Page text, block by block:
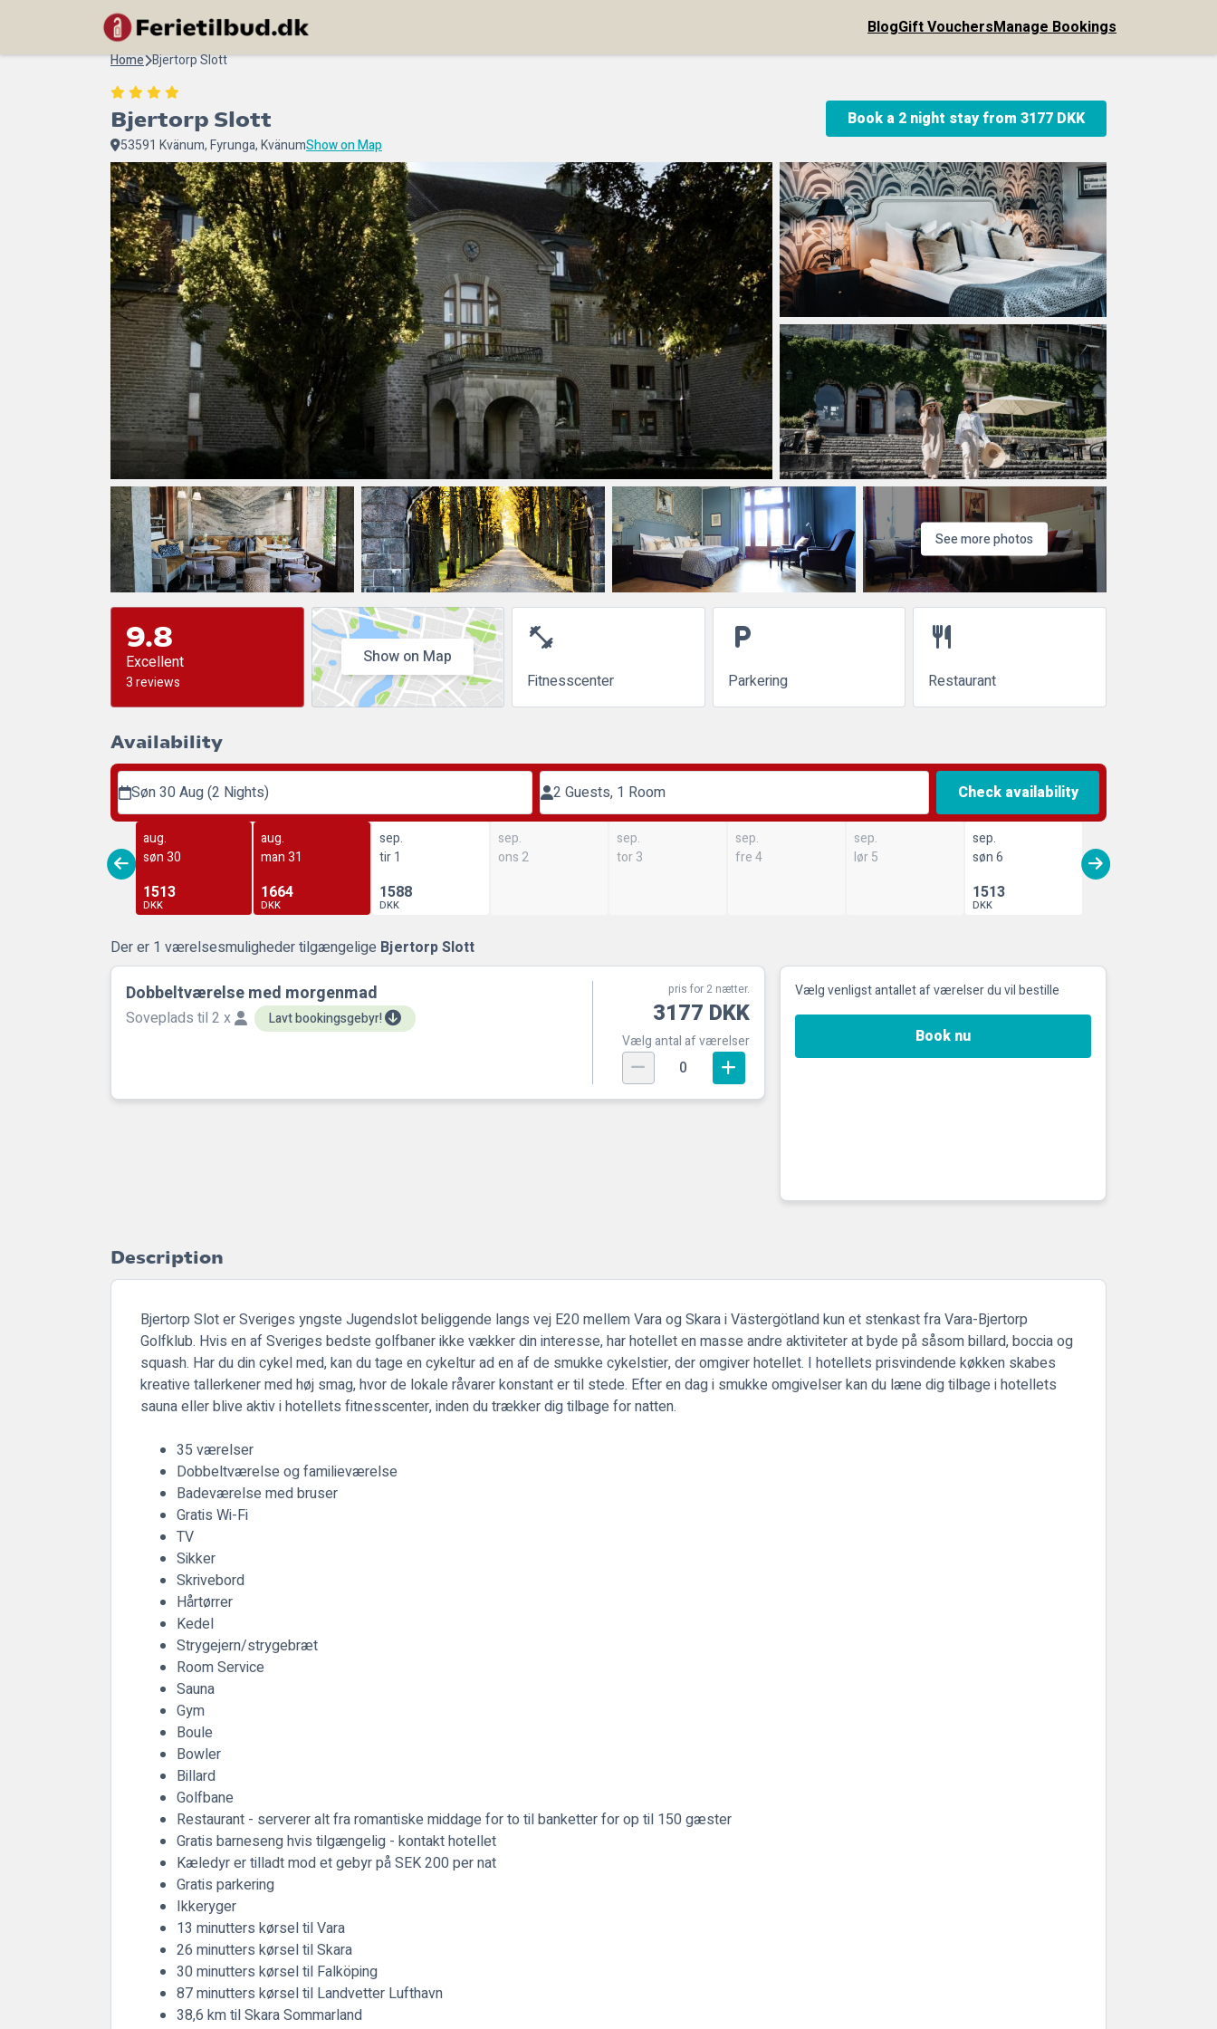
BlogGift VouchersManage Bookings
Home Bjertorp Slott
Bjertorp Slott
53591 Kvänum, Fyrunga, KvänumShow on Map
Book a 2 night stay from 3177 DKK
See more photos
9.8
Excellent
3 reviews
Show on Map
fitness_center
Fitnesscenter
local_parking
Parkering
restaurant
Restaurant
Availability
Søn 30 Aug (2 Nights) 2 Guests, 1 Room Check availability
aug.
søn 30
1513
DKK
aug.
man 31
1664
DKK
sep.
tir 1
1588
DKK
sep.
ons 2
sep.
tor 3
sep.
fre 4
sep.
lør 5
sep.
søn 6
1513
DKK
Der er 1 værelsesmuligheder tilgængelige Bjertorp Slott
Dobbeltværelse med morgenmad
Soveplads til 2 x Lavt bookingsgebyr!
pris for 2 nætter.
3177 DKK
Vælg antal af værelser
0
Vælg venligst antallet af værelser du vil bestille
Book nu
Description
Bjertorp Slot er Sveriges yngste Jugendslot beliggende langs vej E20 mellem Vara og Skara i Västergötland kun et stenkast fra Vara-Bjertorp
Golfklub. Hvis en af ​​Sveriges bedste golfbaner ikke vækker din interesse, har hotellet en masse andre aktiviteter at byde på såsom billard, boccia og
squash. Har du din cykel med, kan du tage en cykeltur ad en af ​​de smukke cykelstier, der omgiver hotellet. I hotellets prisvindende køkken skabes
kreative tallerkener med høj smag, hvor de lokale råvarer konstant er til stede. Efter en dag i smukke omgivelser kan du læne dig tilbage i hotellets
sauna eller blive aktiv i hotellets fitnesscenter, inden du trækker dig tilbage for natten.
35 værelser
Dobbeltværelse og familieværelse
Badeværelse med bruser
Gratis Wi-Fi
TV
Sikker
Skrivebord
Hårtørrer
Kedel
Strygejern/strygebræt
Room Service
Sauna
Gym
Boule
Bowler
Billard
Golfbane
Restaurant - serverer alt fra romantiske middage for to til banketter for op til 150 gæster
Gratis barneseng hvis tilgængelig - kontakt hotellet
Kæledyr er tilladt mod et gebyr på SEK 200 per nat
Gratis parkering
Ikkeryger
13 minutters kørsel til Vara
26 minutters kørsel til Skara
30 minutters kørsel til Falköping
87 minutters kørsel til Landvetter Lufthavn
38,6 km til Skara Sommarland